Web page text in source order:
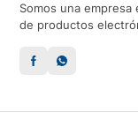
Somos una
de productos